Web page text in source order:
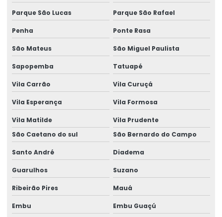
Despacho aduaneiro de exportação no brasil
Despacho aduaneiro de importação documentos
Despacho aduaneiro de importação e exportação
Despacho aduaneiro logística
Despacho aduaneiro marítimo
Despacho aduaneiro no brasil
Despacho aduaneiro no comércio exterior
Despacho aduaneiro simplificado
Parque São Lucas Parque São Rafael
Penha Ponte Rasa
São Mateus São Miguel Paulista
Sapopemba Tatuapé
Vila Carrão Vila Curuçá
Vila Esperança Vila Formosa
Vila Matilde
Vila Prudente
São Caetano do sul
São Bernardo do Campo
Santo André Diadema
Guarulhos Suzano
Ribeirão Pires Mauá
Embu Embu Guaçú